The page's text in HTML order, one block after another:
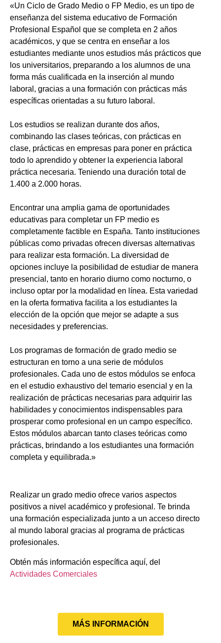
«Un Ciclo de Grado Medio o FP Medio, es un tipo de
enseñanza del sistema educativo de Formación
Profesional Español que se completa en 2 años
académicos, y que se centra en enseñar a los
estudiantes mediante unos estudios más prácticos que
los universitarios, preparando a los alumnos de una
forma más cualificada en la inserción al mundo
laboral, gracias a una formación con prácticas más
específicas orientadas a su futuro laboral.
Los estudios se realizan durante dos años,
combinando las clases teóricas, con prácticas en
clase, prácticas en empresas para poner en práctica
todo lo aprendido y obtener la experiencia laboral
práctica necesaria. Teniendo una duración total de
1.400 a 2.000 horas.
Encontrar una amplia gama de oportunidades
educativas para completar un FP medio es
completamente factible en España. Tanto instituciones
públicas como privadas ofrecen diversas alternativas
para realizar esta formación. La diversidad de
opciones incluye la posibilidad de estudiar de manera
presencial, tanto en horario diurno como nocturno, o
incluso optar por la modalidad en línea. Esta variedad
en la oferta formativa facilita a los estudiantes la
elección de la opción que mejor se adapte a sus
necesidades y preferencias.
Los programas de formación de grado medio se
estructuran en torno a una serie de módulos
profesionales. Cada uno de estos módulos se enfoca
en el estudio exhaustivo del temario esencial y en la
realización de prácticas necesarias para adquirir las
habilidades y conocimientos indispensables para
prosperar como profesional en un campo específico.
Estos módulos abarcan tanto clases teóricas como
prácticas, brindando a los estudiantes una formación
completa y equilibrada.»
Realizar un grado medio ofrece varios aspectos
positivos a nivel académico y profesional. Te brinda
una formación especializada junto a un acceso directo
al mundo laboral gracias al programa de prácticas
profesionales.
Obtén más información específica aquí, del
Actividades Comerciales
MÁS INFORMACIÓN